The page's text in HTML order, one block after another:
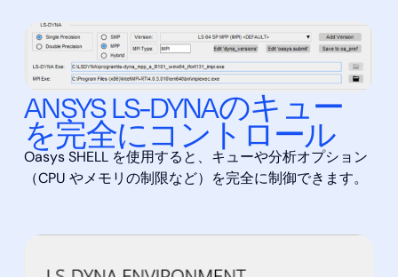
ANSYS LS-DYNAのキュー
を完全にコントロール
Oasys SHELL を使用すると、キューや分析オプション
（CPU やメモリの制限など）を完全に制御できます。